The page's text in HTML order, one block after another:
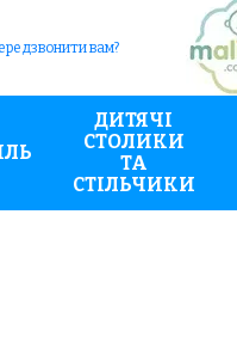
вам?
ДИТЯЧІ
СТОЛИКИ
ТА
СТІЛЬЧИКИ